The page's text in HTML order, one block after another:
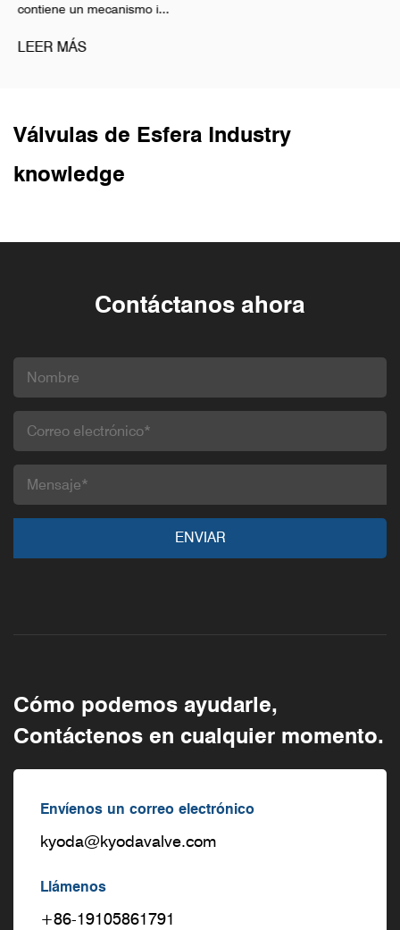
contiene un mecanismo i...
LEER MÁS
Válvulas de Esfera Industry
knowledge
Contáctanos ahora
Cómo podemos ayudarle,
Contáctenos en cualquier momento.
Envíenos un correo electrónico
kyoda@kyodavalve.com
Llámenos
+86-19105861791